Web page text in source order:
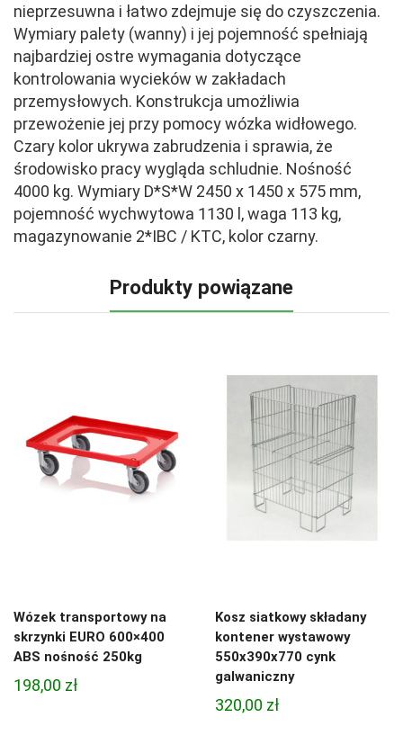
nieprzesuwna i łatwo zdejmuje się do czyszczenia.
Wymiary palety (wanny) i jej pojemność spełniają
najbardziej ostre wymagania dotyczące
kontrolowania wycieków w zakładach
przemysłowych. Konstrukcja umożliwia
przewożenie jej przy pomocy wózka widłowego.
Czary kolor ukrywa zabrudzenia i sprawia, że
środowisko pracy wygląda schludnie. Nośność
4000 kg. Wymiary D*S*W 2450 x 1450 x 575 mm,
pojemność wychwytowa 1130 l, waga 113 kg,
magazynowanie 2*IBC / KTC, kolor czarny.
Produkty powiązane
Wózek transportowy na
skrzynki EURO 600×400
ABS nośność 250kg
198,00 zł
Kosz siatkowy składany
kontener wystawowy
550x390x770 cynk
galwaniczny
320,00 zł